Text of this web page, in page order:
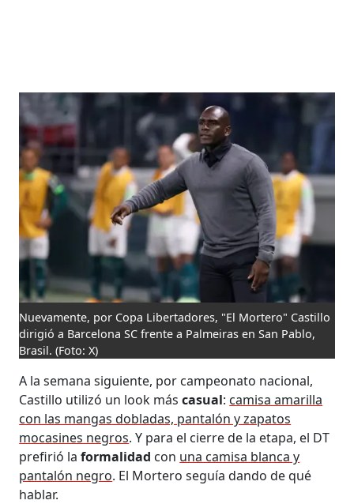
Nuevamente, por Copa Libertadores, "El Mortero" Castillo
dirigió a Barcelona SC frente a Palmeiras en San Pablo,
Brasil. (Foto: X)
A la semana siguiente, por campeonato nacional,
Castillo utilizó un look máscasual: camisa amarilla
con las mangas dobladas, pantalón y zapatos
mocasines negros. Y para el cierre de la etapa, el DT
prefirió laformalidad con una camisa blanca y
pantalón negro. El Mortero seguía dando de qué
hablar.